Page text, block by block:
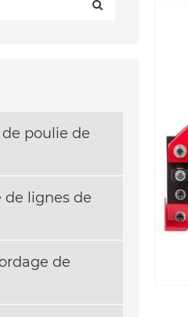
poulie de
de lignes de
de